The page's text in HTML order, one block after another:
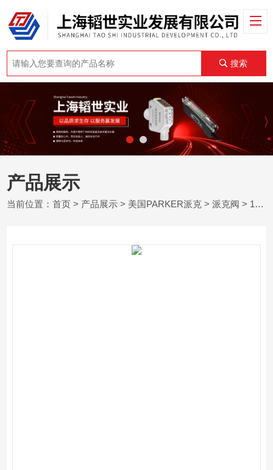
搜索
产品展示
当前位置：首页 > 产品展示 > 美国PARKER派克 >派克阀 > 1管螺纹美国派克parker